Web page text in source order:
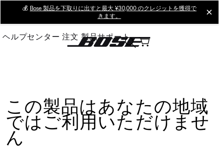
Main
💰 Bose 製品を下取りに出すと最大 ¥30,000 のクレジットを獲得で
きます。
ヘルプセンター 注文 製品サポート
この製品はあなたの地域
ではご利用いただけませ
ん